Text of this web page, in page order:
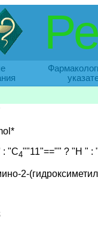
: "C4""11"=="" ? "H " :
2-